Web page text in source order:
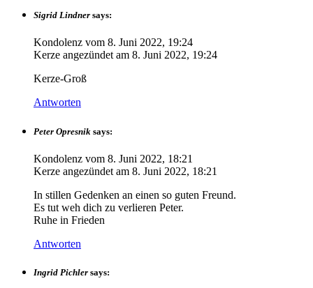
Sigrid Lindner says:
Kondolenz vom 8. Juni 2022, 19:24
Kerze angezündet am 8. Juni 2022, 19:24
Kerze-Groß
Antworten
Peter Opresnik says:
Kondolenz vom 8. Juni 2022, 18:21
Kerze angezündet am 8. Juni 2022, 18:21
In stillen Gedenken an einen so guten Freund.
Es tut weh dich zu verlieren Peter.
Ruhe in Frieden
Antworten
Ingrid Pichler says: